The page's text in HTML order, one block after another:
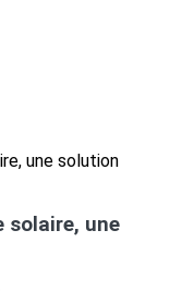
solaire, une